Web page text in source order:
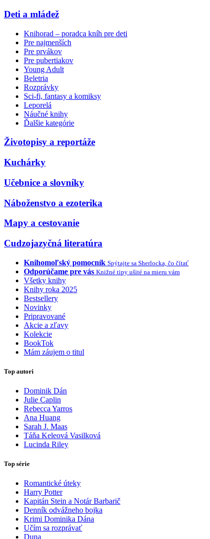
Deti a mládež
Knihorad – poradca kníh pre deti
Pre najmenších
Pre prvákov
Pre pubertiakov
Young Adult
Beletria
Rozprávky
Sci-fi, fantasy a komiksy
Leporelá
Náučné knihy
Ďalšie kategórie
Životopisy a reportáže
Kuchárky
Učebnice a slovníky
Náboženstvo a ezoterika
Mapy a cestovanie
Cudzojazyčná literatúra
Knihomoľský pomocník Spýtajte sa Sherlocka, čo čítať
Odporúčame pre vás Knižné tipy ušité na mieru vám
Všetky knihy
Knihy roka 2025
Bestsellery
Novinky
Pripravované
Akcie a zľavy
Kolekcie
BookTok
Mám záujem o titul
Top autori
Dominik Dán
Julie Caplin
Rebecca Yarros
Ana Huang
Sarah J. Maas
Táňa Keleová Vasilková
Lucinda Riley
Top série
Romantické úteky
Harry Potter
Kapitán Stein a Notár Barbarič
Denník odvážneho bojka
Krimi Dominika Dána
Učím sa rozprávať
Duna